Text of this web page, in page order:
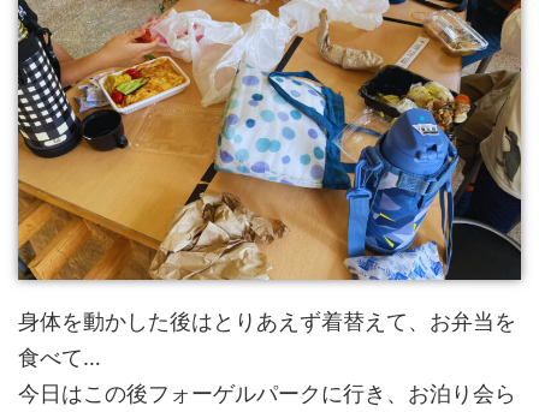
身体を動かした後はとりあえず着替えて、お弁当を
食べて…
今日はこの後フォーゲルパークに行き、お泊り会ら